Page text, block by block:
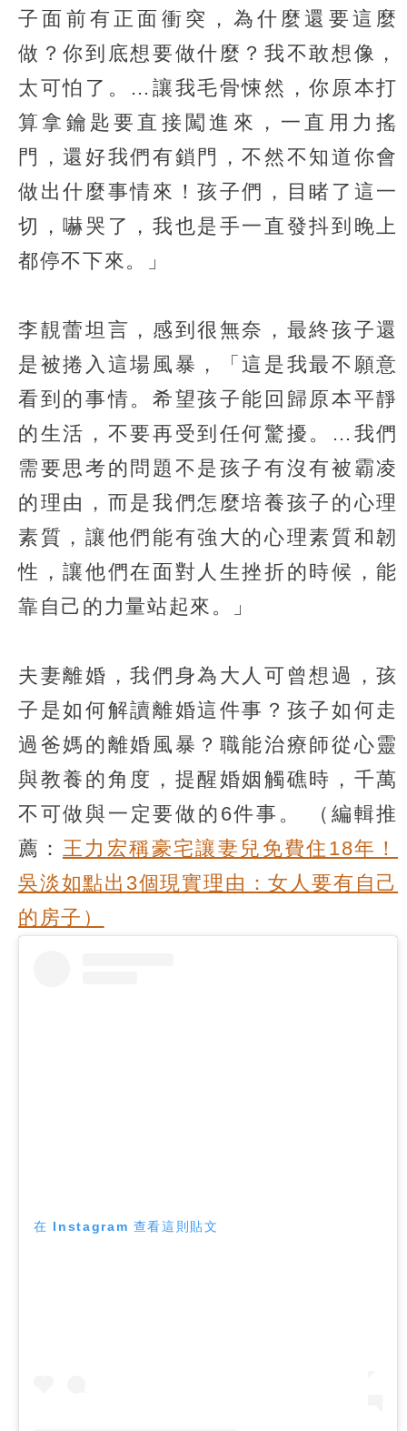
子面前有正面衝突，為什麼還要這麼
做？你到底想要做什麼？我不敢想像，
太可怕了。…讓我毛骨悚然，你原本打
算拿鑰匙要直接闖進來，一直用力搖
門，還好我們有鎖門，不然不知道你會
做出什麼事情來！孩子們，目睹了這一
切，嚇哭了，我也是手一直發抖到晚上
都停不下來。」
李靚蕾坦言，感到很無奈，最終孩子還
是被捲入這場風暴，「這是我最不願意
看到的事情。希望孩子能回歸原本平靜
的生活，不要再受到任何驚擾。…我們
需要思考的問題不是孩子有沒有被霸凌
的理由，而是我們怎麼培養孩子的心理
素質，讓他們能有強大的心理素質和韌
性，讓他們在面對人生挫折的時候，能
靠自己的力量站起來。」
夫妻離婚，我們身為大人可曾想過，孩
子是如何解讀離婚這件事？孩子如何走
過爸媽的離婚風暴？職能治療師從心靈
與教養的角度，提醒婚姻觸礁時，千萬
不可做與一定要做的6件事。
（編輯推
薦： 王力宏稱豪宅讓妻兒免費住18年！
吳淡如點出3個現實理由：女人要有自己
的房子）
在 Instagram 查看這則貼文